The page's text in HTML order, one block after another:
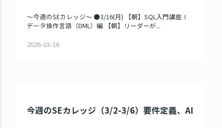
～今週のSEカレッジ～ ●3/16(月) 【朝】SQL入門講座Ⅰ
データ操作言語（DML）編 【朝】リーダーが...
2026-03-16
今週のSEカレッジ（3/2-3/6）要件定義、AI